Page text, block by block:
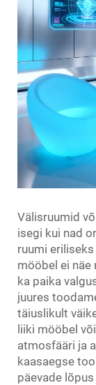
Välisruumid
isegi kui nad
ruumi
mööbel ei näe
ka paika
juures
täiuslikult
liiki mööbel
atmosfääri ja
kaasaegse
päevade